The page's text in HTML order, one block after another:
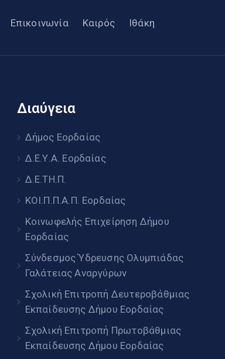
Επικοινωνία Καιρός Ιθάκη
Διαύγεια
Δήμος Εορδαίας
Δ.Ε.Υ.Α. Εορδαίας
Δ.Ε.ΤΗ.Π.
ΚΟΙ.Π.Π.Α.Π. Εορδαίας
Κοινωφελής Επιχείρηση Δήμου
Εορδαίας
Σύνδεσμος Ύδρευσης Ολυμπιάδας
Γαλάτειας Αναργύρων
Σχολική Επιτροπή Δευτεροβάθμιας
Εκπαίδευσης Δήμου Εορδαίας
Σχολική Επιτροπή Πρωτοβάθμιας
Εκπαίδευσης Δήμου Εορδαίας